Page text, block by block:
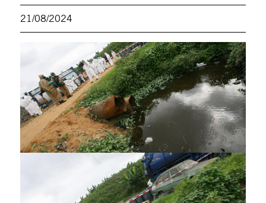
21/08/2024